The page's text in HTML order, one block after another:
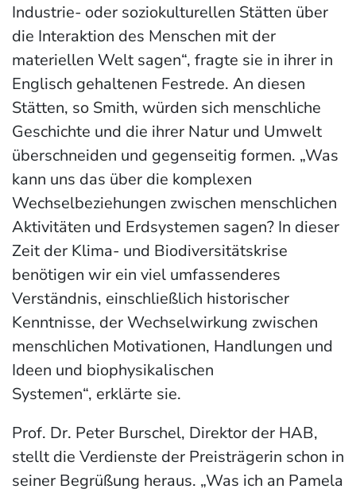
Industrie- oder soziokulturellen Stätten über
die Interaktion des Menschen mit der
materiellen Welt sagen“, fragte sie in ihrer in
Englisch gehaltenen Festrede. An diesen
Stätten, so Smith, würden sich menschliche
Geschichte und die ihrer Natur und Umwelt
überschneiden und gegenseitig formen. „Was
kann uns das über die komplexen
Wechselbeziehungen zwischen menschlichen
Aktivitäten und Erdsystemen sagen? In dieser
Zeit der Klima- und Biodiversitätskrise
benötigen wir ein viel umfassenderes
Verständnis, einschließlich historischer
Kenntnisse, der Wechselwirkung zwischen
menschlichen Motivationen, Handlungen und
Ideen und biophysikalischen
Systemen“, erklärte sie.
Prof. Dr. Peter Burschel, Direktor der HAB,
stellt die Verdienste der Preisträgerin schon in
seiner Begrüßung heraus. „Was ich an Pamela